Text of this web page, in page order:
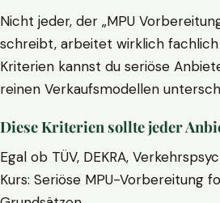
Nicht jeder, der „MPU
schreibt, arbeitet wirklich fachlich
Kriterien kannst du seriöse
reinen Verkaufsmodellen
Diese Kriterien sollte jeder
Egal ob TÜV, DEKRA,
Kurs: Seriöse MPU-Vorbereitung